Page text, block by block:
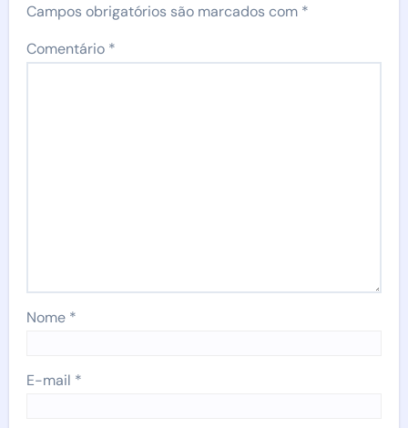
Campos obrigatórios são marcados com *
Comentário *
Nome *
E-mail *